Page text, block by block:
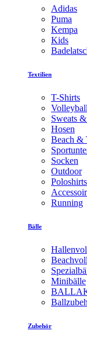
Adidas
Puma
Kempa
Kids
Textilien
T-Shirts
Sweats
Hosen
Beach &
Socken
Outdoor
Poloshirts
Running
Bälle
Minibälle
Zubehör